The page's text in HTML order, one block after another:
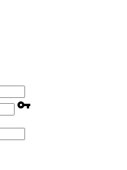
vpn_key